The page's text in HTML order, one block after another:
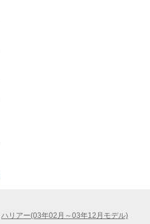
ハリアー(03年02月～03年12月モデル)